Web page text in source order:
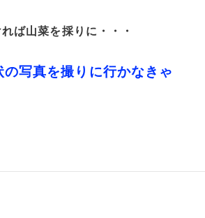
ば山菜を採りに・・・
写真を撮りに行かなきゃ